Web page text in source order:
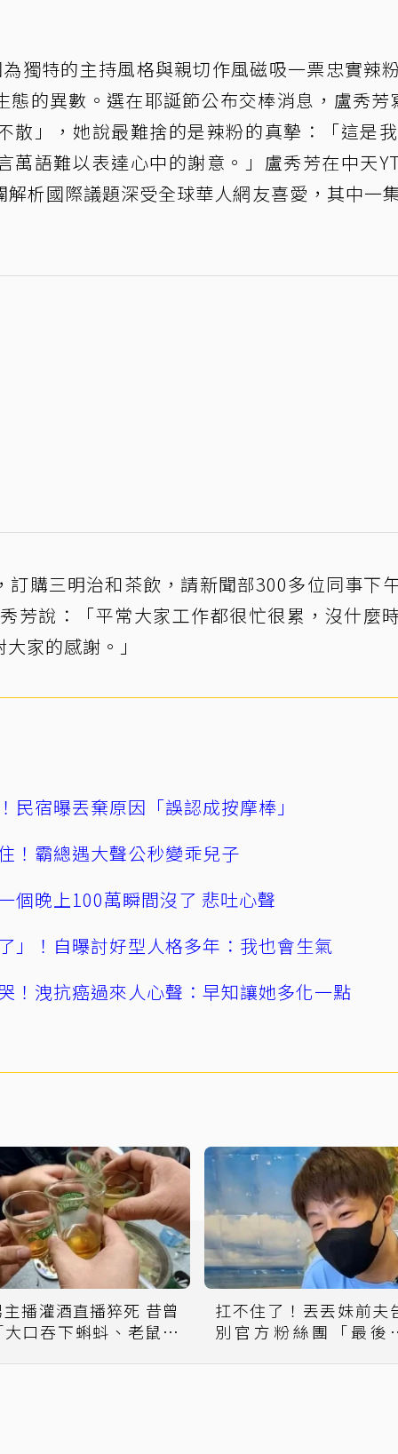
獨特的主持風格與親切作風磁吸一票忠實辣
態的異數。選在耶誕節公布交棒消息，盧秀芳
散」，她說最難捨的是辣粉的真摯：「這是
萬語難以表達心中的謝意。」盧秀芳在中天
析國際議題深受全球華人網友喜愛，其中一
購三明治和茶飲，請新聞部300多位同事下
芳說：「平常大家工作都很忙很累，沒什麼
家的感謝。」
民宿曝丟棄原因「誤認成按摩棒」
！霸總遇大聲公秒變乖兒子
個晚上100萬瞬間沒了 悲吐心聲
」！自曝討好型人格多年：我也會生氣
！洩抗癌過來人心聲：早知讓她多化一點
主播灌酒直播猝死 昔曾
大口吞下蝌蚪、老鼠和
扛不住了！丟丟妹前夫
別官方粉絲團「最後